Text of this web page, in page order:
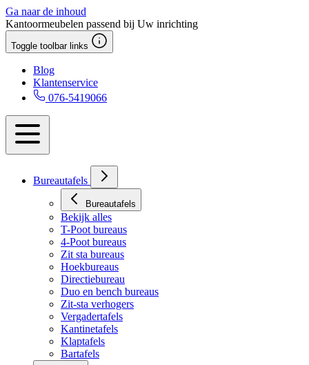
Ga naar de inhoud
Kantoormeubelen passend bij Uw inrichting
Toggle toolbar links
Blog
Klantenservice
076-5419066
Bureautafels
Bureautafels
Bekijk alles
T-Poot bureaus
4-Poot bureaus
Zit sta bureaus
Hoekbureaus
Directiebureau
Duo en bench bureaus
Zit-sta verhogers
Vergadertafels
Kantinetafels
Klaptafels
Bartafels